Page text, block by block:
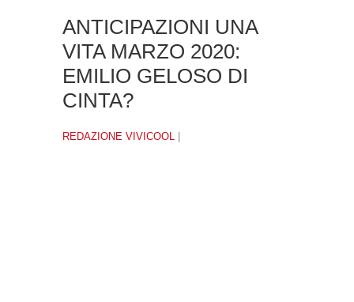
ANTICIPAZIONI UNA
VITA MARZO 2020:
EMILIO GELOSO DI
CINTA?
REDAZIONE VIVICOOL